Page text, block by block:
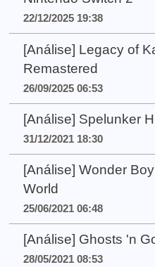
22/12/2025 19:38
[Análise] Legacy of
Remastered
26/09/2025 06:53
[Análise] Spelunker
31/12/2021 18:30
[Análise] Wonder
World
25/06/2021 06:48
[Análise] Ghosts 'n
28/05/2021 08:53